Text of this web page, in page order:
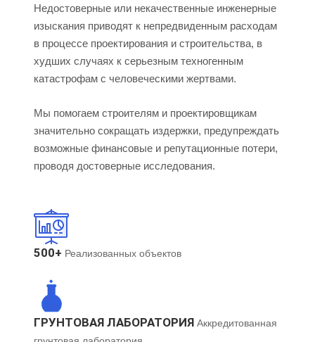
Недостоверные или некачественные инженерные
изыскания приводят к непредвиденным расходам
в процессе проектирования и строительства, в
худших случаях к серьезным техногенным
катастрофам с человеческими жертвами.
Мы помогаем строителям и проектировщикам
значительно сокращать издержки, предупреждать
возможные финансовые и репутационные потери,
проводя достоверные исследования.
500+ Реализованных объектов
ГРУНТОВАЯ ЛАБОРАТОРИЯ Аккредитованная